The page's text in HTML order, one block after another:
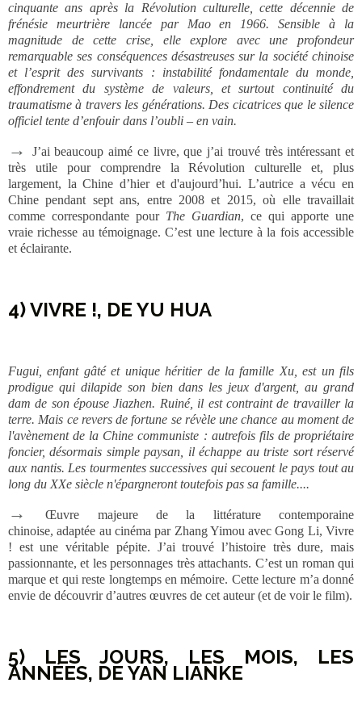
cinquante ans après la Révolution culturelle, cette décennie de
frénésie meurtrière lancée par Mao en 1966. Sensible à la
magnitude de cette crise, elle explore avec une profondeur
remarquable ses conséquences désastreuses sur la société chinoise
et l’esprit des survivants : instabilité fondamentale du monde,
effondrement du système de valeurs, et surtout continuité du
traumatisme à travers les générations. Des cicatrices que le silence
officiel tente d’enfouir dans l’oubli – en vain.
→
J’ai beaucoup aimé ce livre, que j’ai trouvé très intéressant et
très utile pour comprendre la Révolution culturelle et, plus
largement, la Chine d’hier et d'aujourd’hui. L’autrice a vécu en
Chine pendant sept ans, entre 2008 et 2015, où elle travaillait
comme correspondante pour The Guardian, ce qui apporte une
vraie richesse au témoignage. C’est une lecture à la fois accessible
et éclairante.
4) VIVRE !, DE YU HUA
Fugui, enfant gâté et unique héritier de la famille Xu, est un fils
prodigue qui dilapide son bien dans les jeux d'argent, au grand
dam de son épouse Jiazhen. Ruiné, il est contraint de travailler la
terre. Mais ce revers de fortune se révèle une chance au moment de
l'avènement de la Chine communiste : autrefois fils de propriétaire
foncier, désormais simple paysan, il échappe au triste sort réservé
aux nantis. Les tourmentes successives qui secouent le pays tout au
long du XXe siècle n'épargneront toutefois pas sa famille....
→Œuvre majeure de la littérature contemporaine
chinoise, adaptée au cinéma par Zhang Yimou avec Gong Li, Vivre
! est une véritable pépite. J’ai trouvé l’histoire très dure, mais
passionnante, et les personnages très attachants. C’est un roman qui
marque et qui reste longtemps en mémoire. Cette lecture m’a donné
envie de découvrir d’autres œuvres de cet auteur (et de voir le film).
5) LES JOURS, LES MOIS, LES
ANNÉES, DE YAN LIANKE